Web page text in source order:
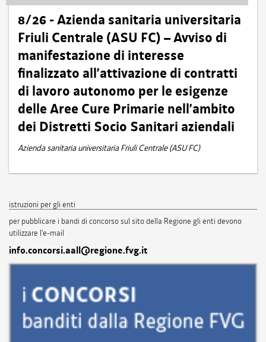
8/26 - Azienda sanitaria universitaria
Friuli Centrale (ASU FC) – Avviso di
manifestazione di interesse
finalizzato all’attivazione di contratti
di lavoro autonomo per le esigenze
delle Aree Cure Primarie nell’ambito
dei Distretti Socio Sanitari aziendali
Azienda sanitaria universitaria Friuli Centrale (ASU FC)
istruzioni per gli enti
per pubblicare i bandi di concorso sul sito della Regione gli enti devono
utilizzare l'e-mail
info.concorsi.aall@regione.fvg.it